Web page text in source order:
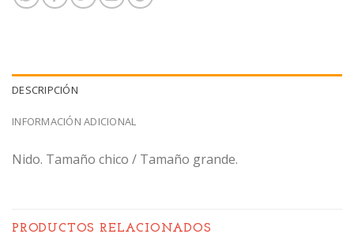
DESCRIPCIÓN
INFORMACIÓN ADICIONAL
Nido. Tamaño chico / Tamaño grande.
PRODUCTOS RELACIONADOS